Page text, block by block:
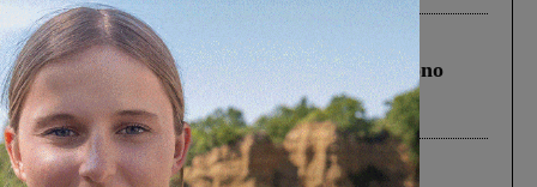
Cronaca 4 Agosto 2026
Un anno fa la strage in A1 in cui morirono
Gianni, Giulia e Franco. Lo schianto, il
processo, lo stop ai sorpassi fra tir....
Cronaca 3 Agosto 2026